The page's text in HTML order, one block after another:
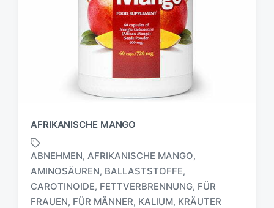
AFRIKANISCHE MANGO
S
ABNEHMEN, AFRIKANISCHE MANGO,
AMINOSÄUREN, BALLASTSTOFFE,
CAROTINOIDE, FETTVERBRENNUNG, FÜR
FRAUEN, FÜR MÄNNER, KALIUM, KRÄUTER